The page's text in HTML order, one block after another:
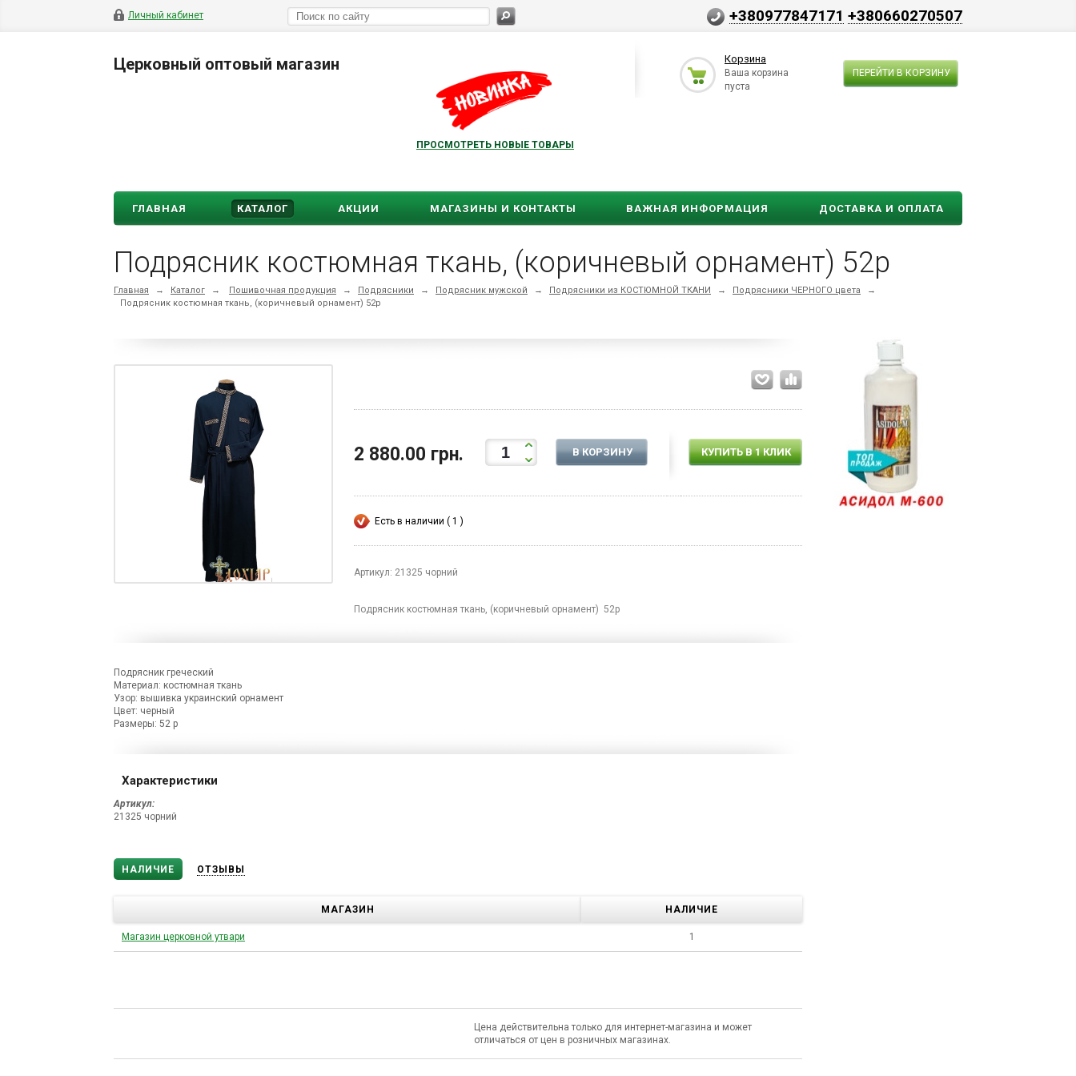
Личный кабинет +380977847171 +380660270507
Церковный оптовый магазин
ПРОСМОТРЕТЬ НОВЫЕ ТОВАРЫ
Корзина
Ваша корзина
пуста
ПЕРЕЙТИ В КОРЗИНУ
ГЛАВНАЯ КАТАЛОГ АКЦИИ МАГАЗИНЫ И КОНТАКТЫ ВАЖНАЯ ИНФОРМАЦИЯ ДОСТАВКА И ОПЛАТА
Подрясник костюмная ткань, (коричневый орнамент) 52р
Главная → Каталог → Пошивочная продукция → Подрясники → Подрясник мужской → Подрясники из КОСТЮМНОЙ ТКАНИ → Подрясники ЧЕРНОГО цвета
→
Подрясник костюмная ткань, (коричневый орнамент) 52р
2 880.00 грн. В КОРЗИНУ КУПИТЬ В 1 КЛИК
Есть в наличии ( 1 )
Артикул: 21325 чорний
Подрясник костюмная ткань, (коричневый орнамент) 52р
Подрясник греческий
Материал: костюмная ткань
Узор: вышивка украинский орнамент
Цвет: черный
Размеры: 52 р
Характеристики
Артикул:
21325 чорний
НАЛИЧИЕ ОТЗЫВЫ
МАГАЗИН НАЛИЧИЕ
Магазин церковной утвари 1
Цена действительна только для интернет-магазина и может
отличаться от цен в розничных магазинах.